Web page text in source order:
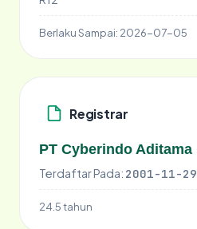
Berlaku Sampai: 2026-07-05
Registrar
PT Cyberindo Aditama
Terdaftar Pada: 2001-11-29
24.5 tahun